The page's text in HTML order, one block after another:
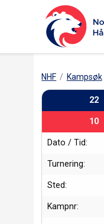
NHF Kampsøk
22
10
Dato / Tid:
Turnering:
Sted:
Kampnr: